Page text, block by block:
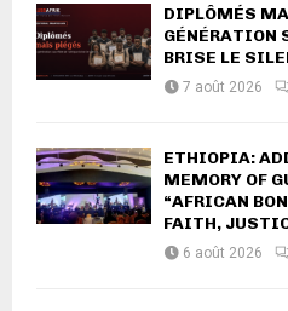
DIPLÔMÉS
GÉNÉRATION
BRISE LE
7 août 2026
ETHIOPIA:
MEMORY OF
“AFRICAN
FAITH,
6 août 2026